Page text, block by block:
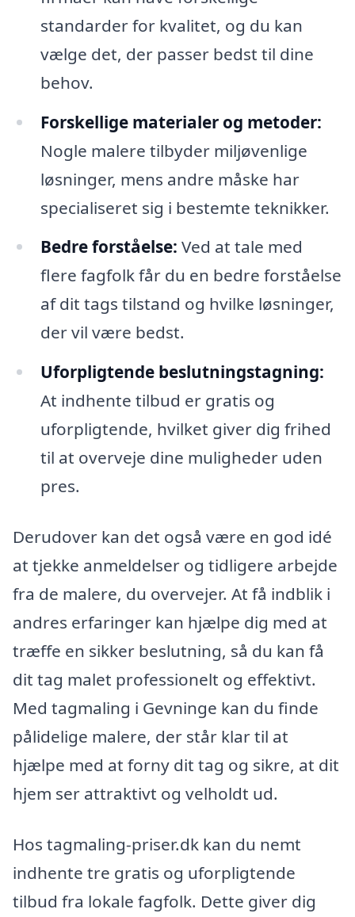
standarder for kvalitet, og du kan
vælge det, der passer bedst til dine
behov.
Forskellige materialer og metoder:
Nogle malere tilbyder miljøvenlige
løsninger, mens andre måske har
specialiseret sig i bestemte teknikker.
Bedre forståelse: Ved at tale med
flere fagfolk får du en bedre forståelse
af dit tags tilstand og hvilke løsninger,
der vil være bedst.
Uforpligtende beslutningstagning:
At indhente tilbud er gratis og
uforpligtende, hvilket giver dig frihed
til at overveje dine muligheder uden
pres.
Derudover kan det også være en god idé
at tjekke anmeldelser og tidligere arbejde
fra de malere, du overvejer. At få indblik i
andres erfaringer kan hjælpe dig med at
træffe en sikker beslutning, så du kan få
dit tag malet professionelt og effektivt.
Med tagmaling i Gevninge kan du finde
pålidelige malere, der står klar til at
hjælpe med at forny dit tag og sikre, at dit
hjem ser attraktivt og velholdt ud.
Hos tagmaling-priser.dk kan du nemt
indhente tre gratis og uforpligtende
tilbud fra lokale fagfolk. Dette giver dig